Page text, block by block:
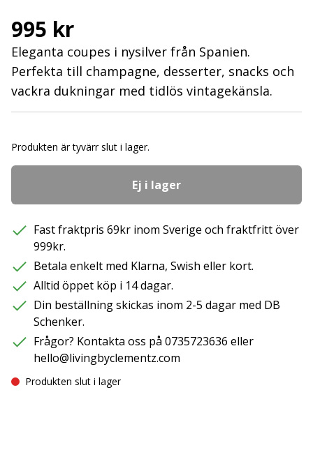
995 kr
Eleganta coupes i nysilver från Spanien.
Perfekta till champagne, desserter, snacks och
vackra dukningar med tidlös vintagekänsla.
Produkten är tyvärr slut i lager.
Ej i lager
Fast fraktpris 69kr inom Sverige och fraktfritt över
999kr.
Betala enkelt med Klarna, Swish eller kort.
Alltid öppet köp i 14 dagar.
Din beställning skickas inom 2-5 dagar med DB
Schenker.
Frågor? Kontakta oss på 0735723636 eller
hello@livingbyclementz.com
Produkten slut i lager